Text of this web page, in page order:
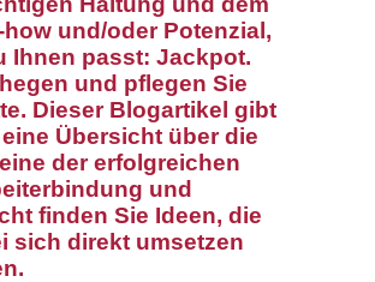
und/oder Potenzial,
Ihnen passt: Jackpot.
und pflegen Sie
Dieser Blogartikel gibt
Übersicht über die
der erfolgreichen
und
finden Sie Ideen, die
sich direkt umsetzen